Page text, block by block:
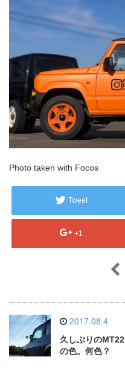
Photo taken with Focos
Tweet
+1
2017.08.4
久しぶりのMT22
の色。何色？